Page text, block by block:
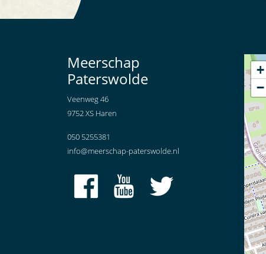
Meerschap
Paterswolde
Veenweg 46
9752 XS Haren
050 5255381
info@meerschap-paterswolde.nl
+
−